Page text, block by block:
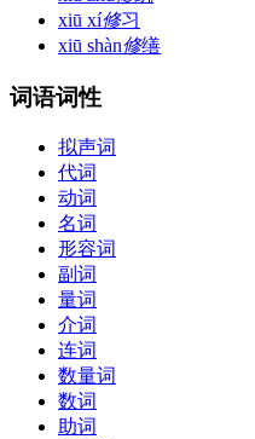
xiū xí修习
xiū shàn修缮
词语词性
拟声词
代词
动词
名词
形容词
副词
量词
介词
连词
数量词
数词
助词